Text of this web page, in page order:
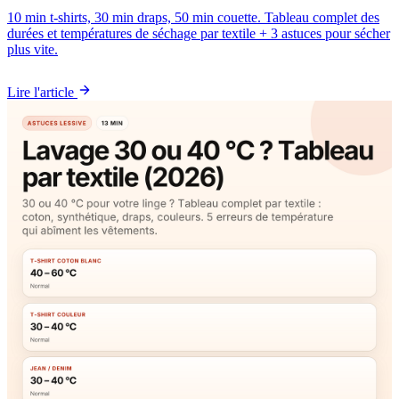
10 min t-shirts, 30 min draps, 50 min couette. Tableau complet des
durées et températures de séchage par textile + 3 astuces pour sécher
plus vite.
Lire l'article